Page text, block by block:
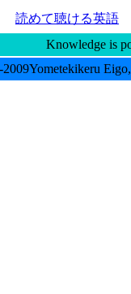
読めて聴ける英語
Knowledge is